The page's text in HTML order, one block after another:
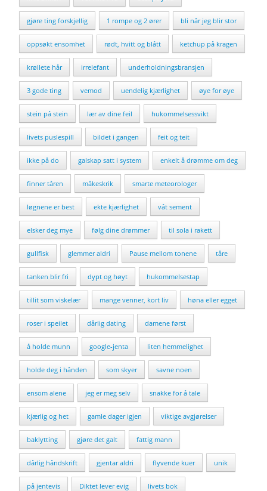
gjøre ting forskjellig 1 rompe og 2 ører bli når jeg blir stor
oppsøkt ensomhet rødt, hvitt og blått ketchup på kragen
krøllete hår irrelefant underholdningsbransjen
3 gode ting vemod uendelig kjærlighet øye for øye
stein på stein lær av dine feil hukommelsessvikt
livets puslespill bildet i gangen feit og teit
ikke på do galskap satt i system enkelt å drømme om deg
finner tåren måkeskrik smarte meteorologer
løgnene er best ekte kjærlighet våt sement
elsker deg mye følg dine drømmer til sola i rakett
gullfisk glemmer aldri Pause mellom tonene tåre
tanken blir fri dypt og høyt hukommelsestap
tillit som viskelær mange venner, kort liv høna eller egget
roser i speilet dårlig dating damene først
å holde munn google-jenta liten hemmelighet
holde deg i hånden som skyer savne noen
ensom alene jeg er meg selv snakke for å tale
kjærlig og het gamle dager igjen viktige avgjørelser
baklytting gjøre det galt fattig mann
dårlig håndskrift gjentar aldri flyvende kuer unik
på jentevis Diktet lever evig livets bok